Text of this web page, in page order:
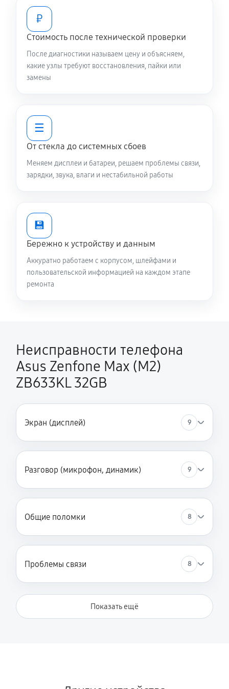
₽
Стоимость после технической проверки
После диагностики называем цену и объясняем,
какие узлы требуют восстановления, пайки или
замены
☰
От стекла до системных сбоев
Меняем дисплеи и батареи, решаем проблемы связи,
зарядки, звука, влаги и нестабильной работы
💾
Бережно к устройству и данным
Аккуратно работаем с корпусом, шлейфами и
пользовательской информацией на каждом этапе
ремонта
Неисправности телефона
Asus Zenfone Max (M2)
ZB633KL 32GB
Экран (дисплей) 9
Разговор (микрофон, динамик) 9
Общие поломки 8
Проблемы связи 8
Показать ещё